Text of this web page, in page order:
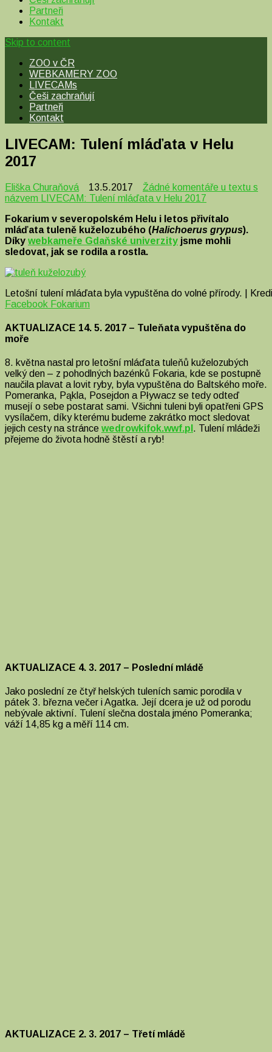
Partneři
Kontakt
Skip to content
ZOO v ČR
WEBKAMERY ZOO
LIVECAMs
Češi zachraňují
Partneři
Kontakt
LIVECAM: Tulení mláďata v Helu
2017
Eliška Churaňová 13.5.2017 Žádné komentáře u textu s
názvem LIVECAM: Tulení mláďata v Helu 2017
Fokarium v severopolském Helu i letos přivítalo
mláďata tuleně kuželozubého (Ha­li­choerus gry­pus).
Díky webkameře Gdaňské univerzity jsme mohli
sledovat, jak se rodila a rostla.
Letošní tulení mláďata byla vypuštěna do volné přírody. |
Facebook Fokarium
AKTUALIZACE 14. 5. 2017 – Tuleňata vypuštěna do
moře
8. května nastal pro letošní mláďata tuleňů kuželozubých
velký den – z pohodlných bazénků Fokaria, kde se postupně
naučila plavat a lovit ryby, byla vypuštěna do Baltského moře.
Pomeranka, Pąkla, Posejdon a Pływacz se tedy odteď
musejí o sebe postarat sami. Všichni tuleni byli opatřeni GPS
vysílačem, díky kterému budeme zakrátko moct sledovat
jejich cesty na stránce wedrowkifok.wwf.pl . Tulení mládeži
přejeme do života hodně štěstí a ryb!
AKTUALIZACE 4. 3. 2017 – Poslední mládě
Jako poslední ze čtyř helských tuleních samic porodila v
pátek 3. března večer i Agatka. Její dcera je už od porodu
nebývale aktivní. Tulení slečna dostala jméno Pomeranka;
váží 14,85 kg a měří 114 cm.
AKTUALIZACE 2. 3. 2017 – Třetí mládě